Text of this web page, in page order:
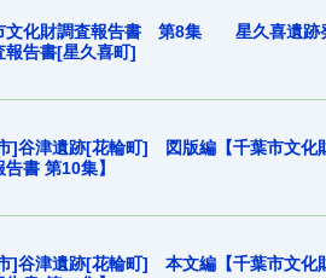
文化財調査報告書 第8集 星久喜遺跡
報告書[星久喜町]
]谷津遺跡[花輪町] 図版編【千葉市文化
告書 第10集】
]谷津遺跡[花輪町] 本文編【千葉市文化